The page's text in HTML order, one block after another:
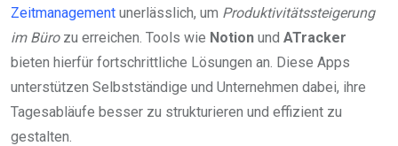
Zeitmanagement unerlässlich, um Produktivitätssteigerung
im Bürozu erreichen. Tools wie Notion und ATracker
bieten hierfür fortschrittliche Lösungen an. Diese Apps
unterstützen Selbstständige und Unternehmen dabei, ihre
Tagesabläufe besser zu strukturieren und effizient zu
gestalten.